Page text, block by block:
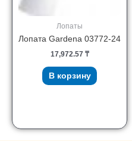
Лопаты
Лопата Gardena 03772-24
17,972.57 ₸
В корзину